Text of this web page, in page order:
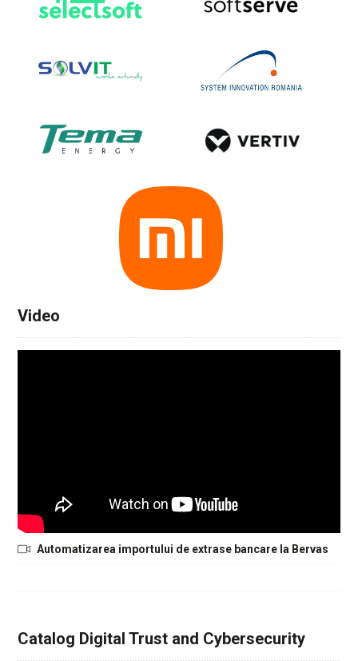
Video
Automatizarea importului de extrase bancare la Bervas
Catalog Digital Trust and Cybersecurity